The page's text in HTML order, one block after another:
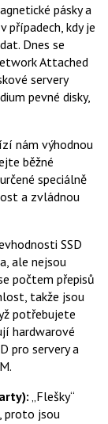
pásky a
případech, kdy je
Dnes se
Attached
servery
pevné disky,
nám výhodnou
běžné
speciálně
a zvládnou
SSD
ale nejsou
počtem přepisů
takže jsou
potřebujete
hardwarové
pro servery a
„Flešky“
proto jsou